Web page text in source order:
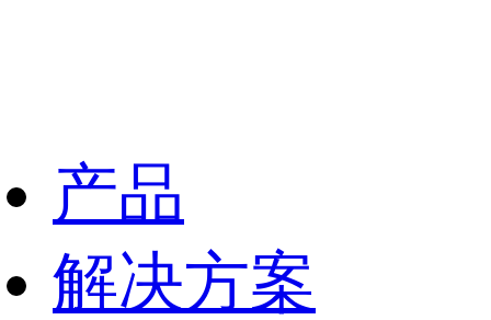
产品
解决方案